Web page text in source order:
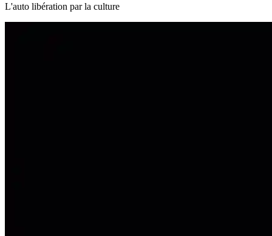
L'auto libération par la culture